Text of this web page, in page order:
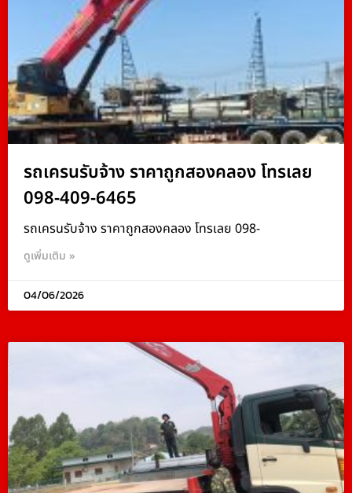
รถเครนรับจ้าง ราคาถูกสองคลอง โทรเลย
098-409-6465
รถเครนรับจ้าง ราคาถูกสองคลอง โทรเลย 098-
ดูเพิ่มเติม »
04/06/2026